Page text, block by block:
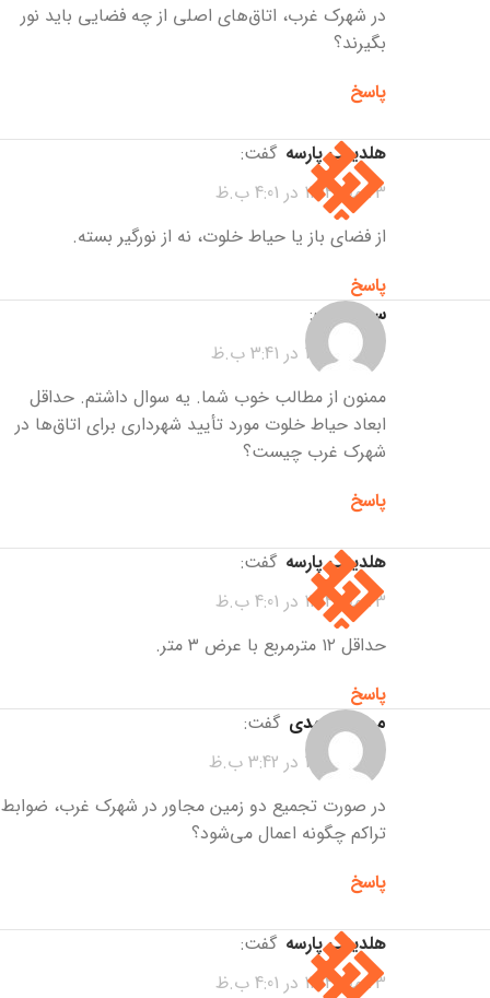
در شهرک غرب، اتاق‌های اصلی از چه فضایی باید نور
بگیرند؟
پاسخ
هلدینگ پارسه گفت:
23 مهر 1404 در 4:01 ب.ظ
از فضای باز یا حیاط خلوت، نه از نورگیر بسته.
پاسخ
سیما
گفت:
23 مهر 1404 در 3:41 ب.ظ
ممنون از مطالب خوب شما. یه سوال داشتم. حداقل
ابعاد حیاط خلوت مورد تأیید شهرداری برای اتاق‌ها در
شهرک غرب چیست؟
پاسخ
هلدینگ پارسه گفت:
23 مهر 1404 در 4:01 ب.ظ
حداقل ۱۲ مترمربع با عرض ۳ متر.
پاسخ
مهسا محمدی گفت:
23 مهر 1404 در 3:42 ب.ظ
در صورت تجمیع دو زمین مجاور در شهرک غرب، ضوابط
تراکم چگونه اعمال می‌شود؟
پاسخ
هلدینگ پارسه گفت:
23 مهر 1404 در 4:01 ب.ظ